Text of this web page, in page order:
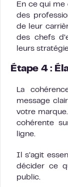
En ce qui
des
de leur
des chefs
leurs
Étape 4 :
La
message
votre
cohérente
ligne.
Il s’agit
décider ce
public.